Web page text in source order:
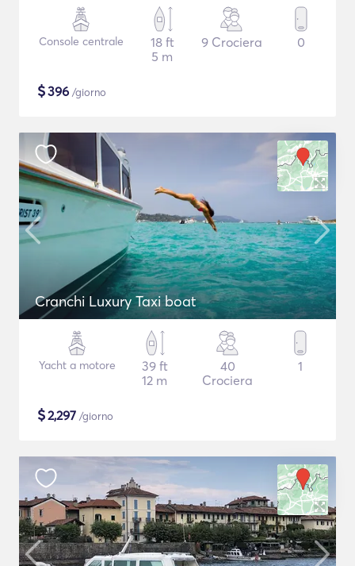
Console centrale
18 ft
5 m
9 Crociera 0
$396 /giorno
Cranchi Luxury Taxi boat
Yacht a motore
39 ft
12 m
40
Crociera
1
$2,297 /giorno